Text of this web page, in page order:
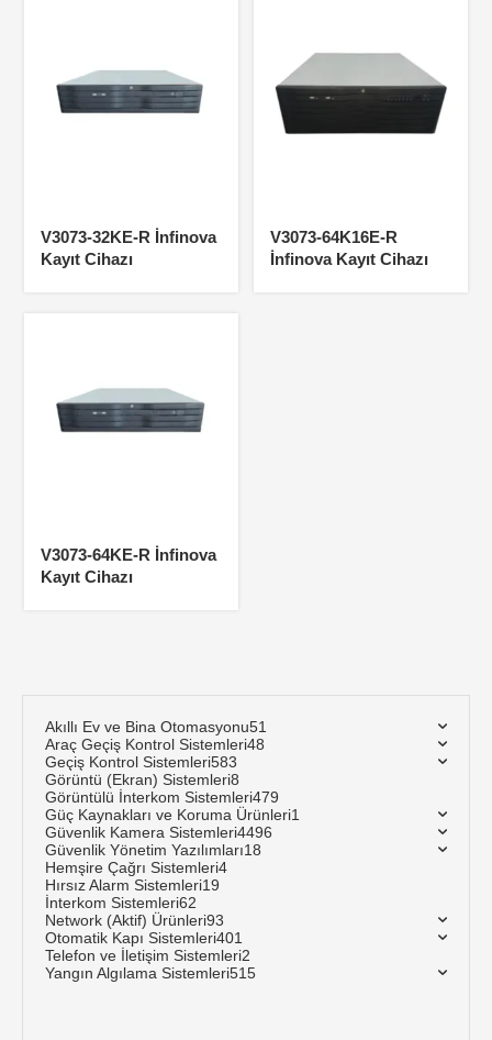
V3073-32KE-R İnfinova
Kayıt Cihazı
V3073-64K16E-R
İnfinova Kayıt Cihazı
V3073-64KE-R İnfinova
Kayıt Cihazı
Akıllı Ev ve Bina Otomasyonu51
Araç Geçiş Kontrol Sistemleri48
Geçiş Kontrol Sistemleri583
Görüntü (Ekran) Sistemleri8
Görüntülü İnterkom Sistemleri479
Güç Kaynakları ve Koruma Ürünleri1
Güvenlik Kamera Sistemleri4496
Güvenlik Yönetim Yazılımları18
Hemşire Çağrı Sistemleri4
Hırsız Alarm Sistemleri19
İnterkom Sistemleri62
Network (Aktif) Ürünleri93
Otomatik Kapı Sistemleri401
Telefon ve İletişim Sistemleri2
Yangın Algılama Sistemleri515